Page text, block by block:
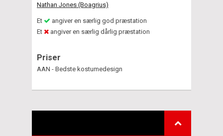
Nathan Jones (Boagrius)
Et
angiver en særlig god præstation
Et
angiver en særlig dårlig præstation
Priser
AAN - Bedste kostumedesign